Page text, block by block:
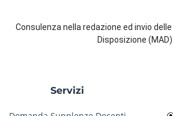
Consulenza nella redazione ed invio
Disposizione (MAD)
Servizi